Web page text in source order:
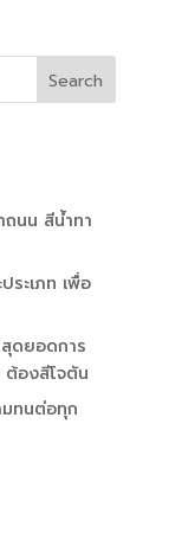
ถนน สีน้ำทา
ระเภท เพื่อ
ดยอดการ
องสีโจตัน
มทนต่อทุก